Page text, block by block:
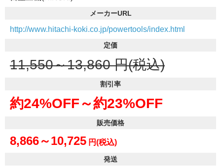
メーカーURL
http://www.hitachi-koki.co.jp/powertools/index.html
定価
11,550～13,860 円(税込)
割引率
約24%OFF～約23%OFF
販売価格
8,866～10,725 円(税込)
発送